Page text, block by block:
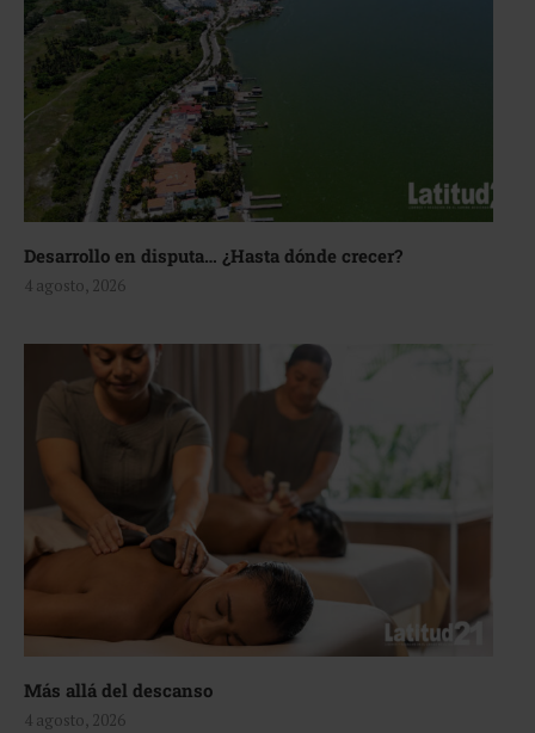
Desarrollo en disputa… ¿Hasta dónde crecer?
4 agosto, 2026
Más allá del descanso
4 agosto, 2026